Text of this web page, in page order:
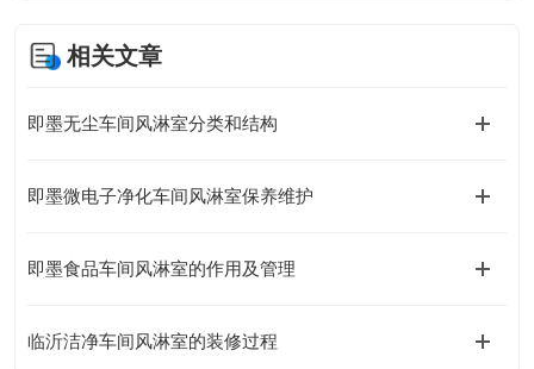
相关文章
即墨无尘车间风淋室分类和结构
即墨微电子净化车间风淋室保养维护
即墨食品车间风淋室的作用及管理
临沂洁净车间风淋室的装修过程